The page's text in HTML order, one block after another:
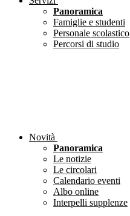
Panoramica
Famiglie e studenti
Personale scolastico
Percorsi di studio
Novità
Panoramica
Le notizie
Le circolari
Calendario eventi
Albo online
Interpelli supplenze